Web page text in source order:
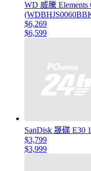
WD 威騰
$6,269
$6,599
SanDisk 晟碟 E30
$3,799
$3,999